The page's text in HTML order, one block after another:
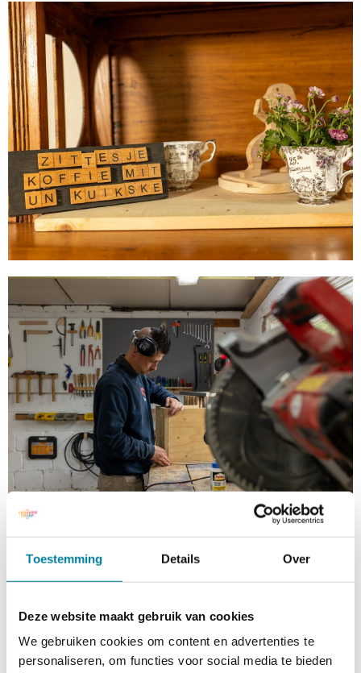
Toestemming Details Over
Deze website maakt gebruik van cookies
We gebruiken cookies om content en advertenties te
personaliseren, om functies voor social media te bieden